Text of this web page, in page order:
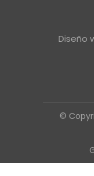
Diseño
©